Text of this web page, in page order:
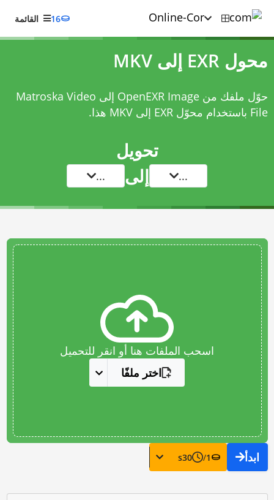
16 القائمة
محول EXR إلى MKV
حوّل ملفك من OpenEXR Image إلى Matroska Video
File باستخدام
محوّل EXR إلى MKV هذا.
تحويل
... إلى ...
اسحب الملفات هنا أو انقر للتحميل
اختر ملفًا
ابدأ 1
/
30
s